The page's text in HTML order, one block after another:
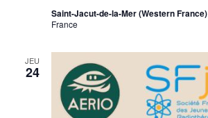
Saint-Jacut-de-la-Mer (Western France)
France
JEU
24